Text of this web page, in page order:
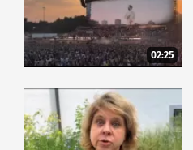
02:25